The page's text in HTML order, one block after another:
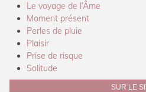
Le voyage de l’Âme
Moment présent
Perles de pluie
Plaisir
Prise de risque
Solitude
SUR LE